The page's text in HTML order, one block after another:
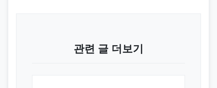
관련 글 더보기